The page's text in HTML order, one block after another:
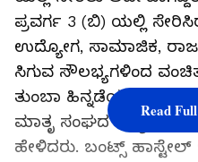
ಪ್ರವರ್ಗ 3 (ಬಿ) ಯಲ್ಲಿ
ಉದ್ಯೋಗ, ಸಾಮಾಜಿಕ,
ಸಿಗುವ ಸೌಲಭ್ಯಗಳಿಂದ
ತುಂಬಾ ಹಿನ್ನಡೆಯಾಗಿದೆ
ಮಾತೃ ಸಂಘದ ಅಧ್ಯಕ್ಷ ಕೆ.
ಹೇಳಿದರು. ಬಂಟ್ಸ್
Read